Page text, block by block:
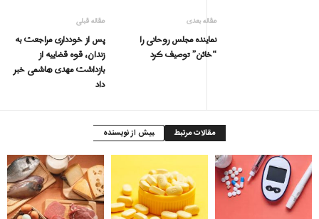
مقاله قبلی
پس از خودداری مراجعت به
زندان، قوه قضاییه از
بازداشت مهدی هاشمی خبر
داد
مقاله بعدی
نماینده مجلس روحانى را
“خائن” توصیف کرد
مقالات مرتبط بیش از نویسنده